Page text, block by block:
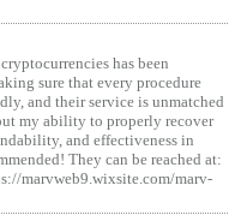
has been
sure that every procedure
and their service is unmatched
my ability to properly recover
and effectiveness in
They can be reached at:
marvweb9.wixsite.com/marv-